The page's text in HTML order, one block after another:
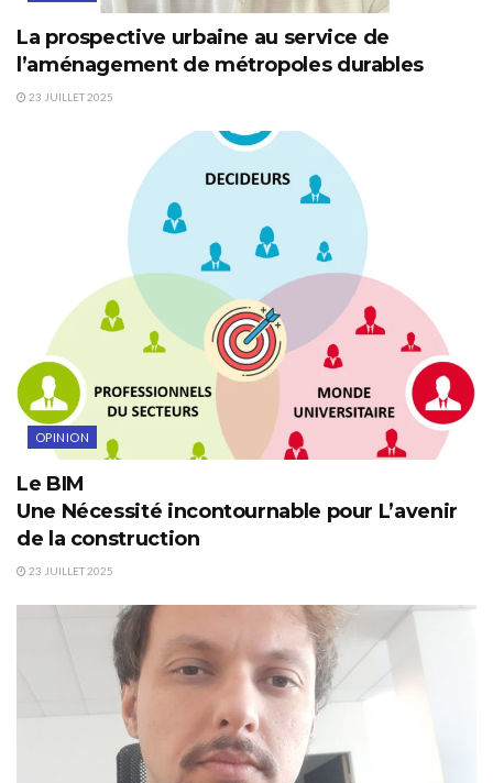
La prospective urbaine au service de
l’aménagement de métropoles durables
23 JUILLET 2025
OPINION
Le BIM
Une Nécessité incontournable pour L’avenir
de la construction
23 JUILLET 2025